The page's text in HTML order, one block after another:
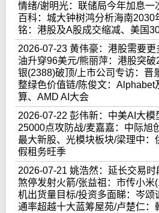
情绪/谢明光：联储局今年加息一
百科：城大钟树鸿分析海南2030
铭：港股及A股成交缩减、美国
2026-07-23 黄伟豪：港股需要
油升穿96美元/熊丽萍：港股突
银(2388)破顶/上市公司专访：晋
整绿色价值链/陈俊文：Alphabet
算、AMD AI大会
2026-07-22 彭伟新：中美AI大
25000点攻防战/麦嘉嘉：中际旭
最大新股、光模块板块/梁理中：
假租务旺季
2026-07-21 姚浩然：延长交易
煞停发射火箭/张益祖：市传小米
机出货量目标/投资多面睇：岑颂
通率超越十大蓝筹屋苑/卢楚仁：